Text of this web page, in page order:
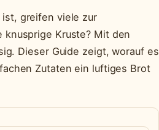
greifen viele zur
knusprige Kruste? Mit den
Dieser Guide zeigt, worauf es
Zutaten ein luftiges Brot